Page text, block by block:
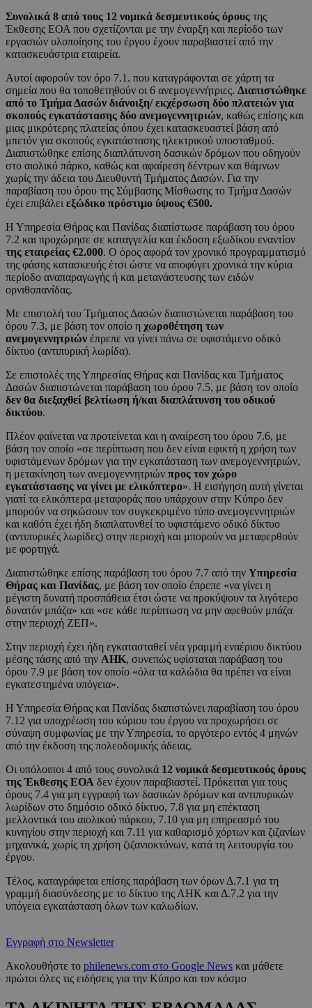
Συνολικά 8 από τους 12 νομικά δεσμευτικούς όρους της
Έκθεσης ΕΟΑ που σχετίζονται με την έναρξη και περίοδο των
εργασιών υλοποίησης του έργου έχουν παραβιαστεί από την
κατασκευάστρια εταιρεία.
Αυτοί αφορούν τον όρο 7.1. που καταγράφονται σε χάρτη τα
σημεία που θα τοποθετηθούν οι 6 ανεμογεννήτριες. Διαπιστώθηκε
από το Τμήμα Δασών διάνοιξη/ εκχέρσωση δύο πλατειών για
σκοπούς εγκατάστασης δύο ανεμογεννητριών, καθώς επίσης και
μιας μικρότερης πλατείας όπου έχει κατασκευαστεί βάση από
μπετόν για σκοπούς εγκατάστασης ηλεκτρικού υποσταθμού.
Διαπιστώθηκε επίσης διαπλάτυνση δασικών δρόμων που οδηγούν
στο αιολικό πάρκο, καθώς και αφαίρεση δέντρων και θάμνων
χωρίς την άδεια του Διευθυντή Τμήματος Δασών. Για την
παραβίαση του όρου της Σύμβασης Μίσθωσης το Τμήμα Δασών
έχει επιβάλει εξώδικο πρόστιμο ύψους €500.
Η Υπηρεσία Θήρας και Πανίδας διαπίστωσε παράβαση του όρου
7.2 και προχώρησε σε καταγγελία και έκδοση εξωδίκου εναντίον
της εταιρείας €2.000. Ο όρος αφορά τον χρονικό προγραμματισμό
της φάσης κατασκευής έτσι ώστε να αποφύγει χρονικά την κύρια
περίοδο αναπαραγωγής ή και μετανάστευσης των ειδών
ορνιθοπανίδας.
Με επιστολή του Τμήματος Δασών διαπιστώνεται παράβαση του
όρου 7.3, με βάση τον οποίο η χωροθέτηση των
ανεμογεννητριών έπρεπε να γίνει πάνω σε υφιστάμενο οδικό
δίκτυο (αντιπυρική λωρίδα).
Σε επιστολές της Υπηρεσίας Θήρας και Πανίδας και Τμήματος
Δασών διαπιστώνεται παράβαση του όρου 7.5, με βάση τον οποίο
δεν θα διεξαχθεί βελτίωση ή/και διαπλάτυνση του οδικού
δικτύου.
Πλέον φαίνεται να προτείνεται και η αναίρεση του όρου 7.6, με
βάση τον οποίο «σε περίπτωση που δεν είναι εφικτή η χρήση των
υφιστάμενων δρόμων για την εγκατάσταση των ανεμογεννητριών,
η μετακίνηση των ανεμογεννητριών προς τον χώρο
εγκατάστασης να γίνει με ελικόπτερο». Η εισήγηση αυτή γίνεται
γιατί τα ελικόπτερα μεταφοράς που υπάρχουν στην Κύπρο δεν
μπορούν να σηκώσουν τον συγκεκριμένο τύπο ανεμογεννητριών
και καθότι έχει ήδη διαπλατυνθεί το υφιστάμενο οδικό δίκτυο
(αντιπυρικές λωρίδες) στην περιοχή και μπορούν να μεταφερθούν
με φορτηγά.
Διαπιστώθηκε επίσης παράβαση του όρου 7.7 από την Υπηρεσία
Θήρας και Πανίδας, με βάση τον οποίο έπρεπε «να γίνει η
μέγιστη δυνατή προσπάθεια έτσι ώστε να προκύψουν τα λιγότερο
δυνατόν μπάζα» και «σε κάθε περίπτωση να μην αφεθούν μπάζα
στην περιοχή ΖΕΠ».
Στην περιοχή έχει ήδη εγκατασταθεί νέα γραμμή εναέριου δικτύου
μέσης τάσης από την ΑΗΚ, συνεπώς υφίσταται παράβαση του
όρου 7.9 με βάση τον οποίο «όλα τα καλώδια θα πρέπει να είναι
εγκατεστημένα υπόγεια».
Η Υπηρεσία Θήρας και Πανίδας διαπιστώνει παραβίαση του όρου
7.12 για υποχρέωση του κύριου του έργου να προχωρήσει σε
σύναψη συμφωνίας με την Υπηρεσία, το αργότερο εντός 4 μηνών
από την έκδοση της πολεοδομικής άδειας.
Οι υπόλοιποι 4 από τους συνολικά 12 νομικά δεσμευτικούς όρους
της Έκθεσης ΕΟΑ δεν έχουν παραβιαστεί. Πρόκειται για τους
όρους 7.4 για μη εγγραφή των δασικών δρόμων και αντιπυρικών
λωρίδων στο δημόσιο οδικό δίκτυο, 7.8 για μη επέκταση
μελλοντικά του αιολικού πάρκου, 7.10 για μη επηρεασμό του
κυνηγίου στην περιοχή και 7.11 για καθαρισμό χόρτων και ζιζανίων
μηχανικά, χωρίς τη χρήση ζιζανιοκτόνων, κατά τη λειτουργία του
έργου.
Τέλος, καταγράφεται επίσης παράβαση των όρων Δ.7.1 για τη
γραμμή διασύνδεσης με το δίκτυο της ΑΗΚ και Δ.7.2 για την
υπόγεια εγκατάσταση όλων των καλωδίων.
Εγγραφή στο Newsletter
Ακολουθήστε το philenews.com στο Google News και μάθετε
πρώτοι όλες τις ειδήσεις για την Κύπρο και τον κόσμο